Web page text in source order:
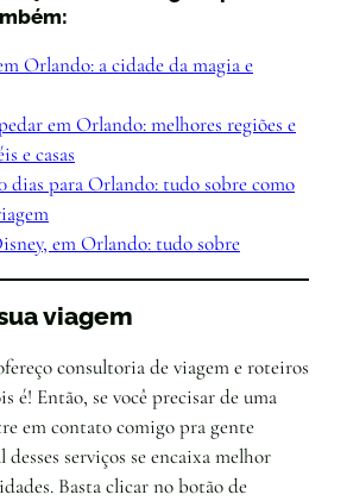
Orlando: a cidade da magia e
em Orlando: melhores regiões e
e casas
dias para Orlando: tudo sobre como
em Orlando: tudo sobre
viagem
consultoria de viagem e roteiros
é! Então, se você precisar de uma
em contato comigo pra gente
desses serviços se encaixa melhor
Basta clicar no botão de